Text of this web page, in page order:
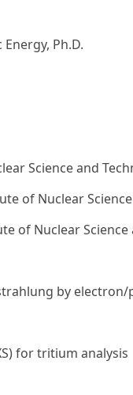
Ph.D.
Science and
of Nuclear
of Nuclear
by
for tritium analysis